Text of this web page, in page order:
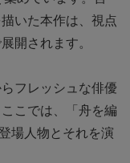
いた本作は、視点
開されます。
フレッシュな俳優
こでは、「舟を編
場人物とそれを演